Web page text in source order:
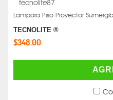
Lampara Piso Proyector
TECNOLITE ®
$348.00